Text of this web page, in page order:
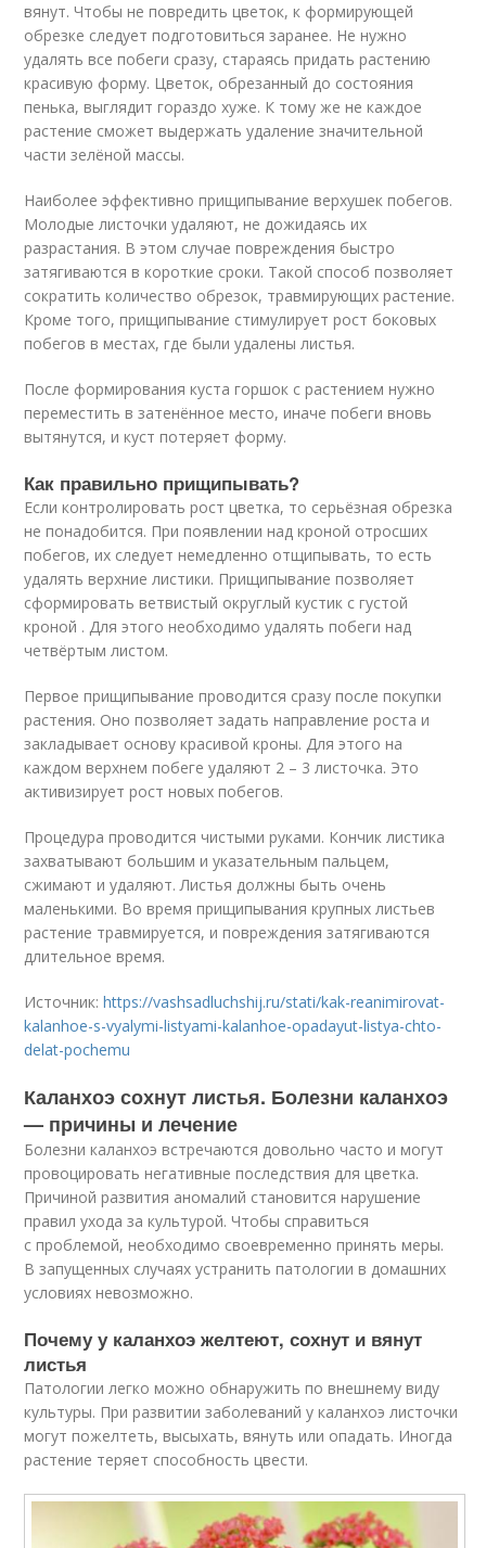
вянут. Чтобы не повредить цветок, к формирующей
обрезке следует подготовиться заранее. Не нужно
удалять все побеги сразу, стараясь придать растению
красивую форму. Цветок, обрезанный до состояния
пенька, выглядит гораздо хуже. К тому же не каждое
растение сможет выдержать удаление значительной
части зелёной массы.
Наиболее эффективно прищипывание верхушек побегов.
Молодые листочки удаляют, не дожидаясь их
разрастания. В этом случае повреждения быстро
затягиваются в короткие сроки. Такой способ позволяет
сократить количество обрезок, травмирующих растение.
Кроме того, прищипывание стимулирует рост боковых
побегов в местах, где были удалены листья.
После формирования куста горшок с растением нужно
переместить в затенённое место, иначе побеги вновь
вытянутся, и куст потеряет форму.
Как правильно прищипывать?
Если контролировать рост цветка, то серьёзная обрезка
не понадобится. При появлении над кроной отросших
побегов, их следует немедленно отщипывать, то есть
удалять верхние листики. Прищипывание позволяет
сформировать ветвистый округлый кустик с густой
кроной . Для этого необходимо удалять побеги над
четвёртым листом.
Первое прищипывание проводится сразу после покупки
растения. Оно позволяет задать направление роста и
закладывает основу красивой кроны. Для этого на
каждом верхнем побеге удаляют 2 – 3 листочка. Это
активизирует рост новых побегов.
Процедура проводится чистыми руками. Кончик листика
захватывают большим и указательным пальцем,
сжимают и удаляют. Листья должны быть очень
маленькими. Во время прищипывания крупных листьев
растение травмируется, и повреждения затягиваются
длительное время.
Источник:https://vashsadluchshij.ru/stati/kak-reanimirovat-
kalanhoe-s-vyalymi-listyami-kalanhoe-opadayut-listya-chto-
delat-pochemu
Каланхоэ сохнут листья. Болезни каланхоэ
— причины и лечение
Болезни каланхоэ встречаются довольно часто и могут
провоцировать негативные последствия для цветка.
Причиной развития аномалий становится нарушение
правил ухода за культурой. Чтобы справиться
с проблемой, необходимо своевременно принять меры.
В запущенных случаях устранить патологии в домашних
условиях невозможно.
Почему у каланхоэ желтеют, сохнут и вянут
листья
Патологии легко можно обнаружить по внешнему виду
культуры. При развитии заболеваний у каланхоэ листочки
могут пожелтеть, высыхать, вянуть или опадать. Иногда
растение теряет способность цвести.